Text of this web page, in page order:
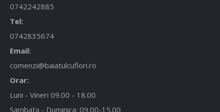
0742242885
Tel:
0742835674
Email:
comenzi@baiatulcuflori.ro
Orar:
Luni - Vineri 09.00 - 18.00
Sambata - Duminica: 09.00-15.00